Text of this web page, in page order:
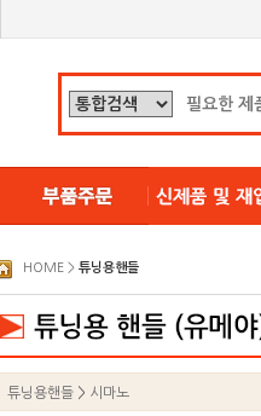
왼쪽으로 이동
오른쪽으로 이동
HOME > 튜닝용핸들
튜닝용핸들 > 시마노